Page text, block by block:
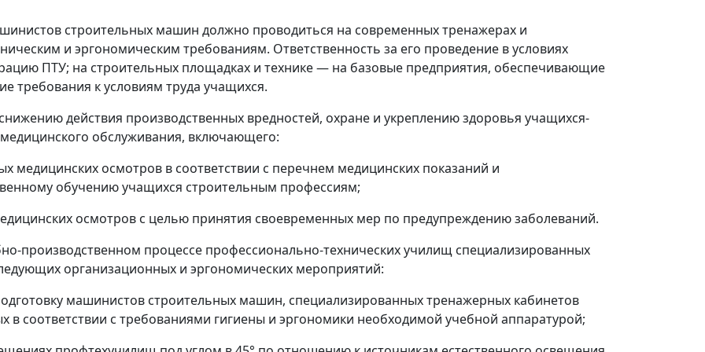
строительных машин должно проводиться на современных тренажерах и
и эргономическим требованиям. Ответственность за его проведение в условиях
ПТУ; на строительных площадках и технике— на базовые предприятия, обеспечивающие
требования к условиям труда учащихся.
действия производственных вредностей, охране и укреплению здоровья учащихся-
обслуживания, включающего:
медицинских осмотров в соответствии с перечнем медицинских показаний и
обучению учащихся строительным профессиям;
осмотров с целью принятия своевременных мер по предупреждению заболеваний.
производственном процессе профессионально-технических училищ специализированных
организационных и эргономических мероприятий:
машинистов строительных машин, специализированных тренажерных кабинетов
в соответствии с требованиями гигиены и эргономики необходимой учебной аппаратурой;